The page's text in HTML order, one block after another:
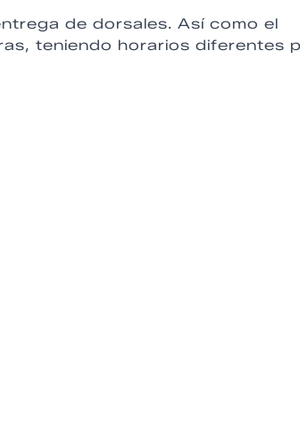
de dorsales. Así como el
teniendo horarios diferentes